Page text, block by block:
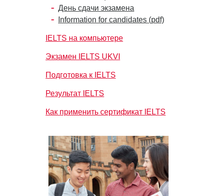
День сдачи экзамена
Information for candidates (pdf)
IELTS на компьютере
Экзамен IELTS UKVI
Подготовка к IELTS
Результат IELTS
Как применить сертификат IELTS